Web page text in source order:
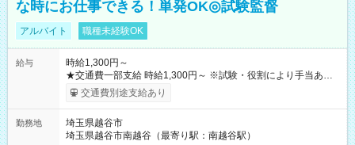
な時にお仕事できる！単発OK◎試験監督
アルバイト 職種未経験OK
給与
時給1,300円～
★交通費一部支給 時給1,300円～ ※試験・役割により手当あり
※勤務回数により昇給あり 【即給（前払い）オプションあ
り！】 希望される場合、勤務から1週間ほどで給与の一部を受け
例】 ・河合塾模擬試験 8:30～17:30（休憩1時間） 時給1,300円
×8時間＝日収10,400円＋交通費 ※当日の役割により時給＋100
交通費別途支給あり
勤務地
埼玉県越谷市
埼玉県越谷市南越谷（最寄り駅：南越谷駅）